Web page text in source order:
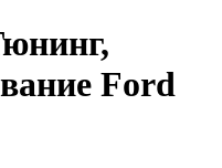
Ford